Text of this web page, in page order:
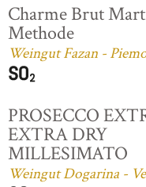
Charme Brut
Methode
Weingut Fazan -
PROSECCO
EXTRA DRY
MILLESIMATO
Weingut Dogarina -